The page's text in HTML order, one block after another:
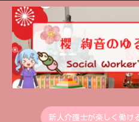
新人介護士が楽しく働け